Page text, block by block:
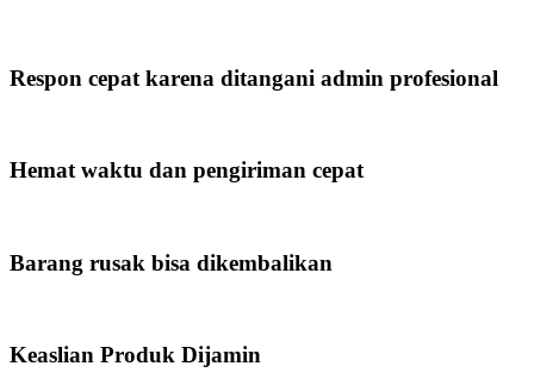
Respon cepat karena ditangani admin profesional
Hemat waktu dan pengiriman cepat
Barang rusak bisa dikembalikan
Keaslian Produk Dijamin